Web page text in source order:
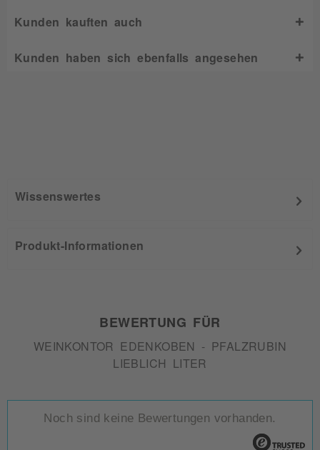
Kunden kauften auch
Kunden haben sich ebenfalls angesehen
Wissenswertes
Produkt-Informationen
BEWERTUNG FÜR
WEINKONTOR EDENKOBEN - PFALZRUBIN
LIEBLICH LITER
Noch sind keine Bewertungen vorhanden.